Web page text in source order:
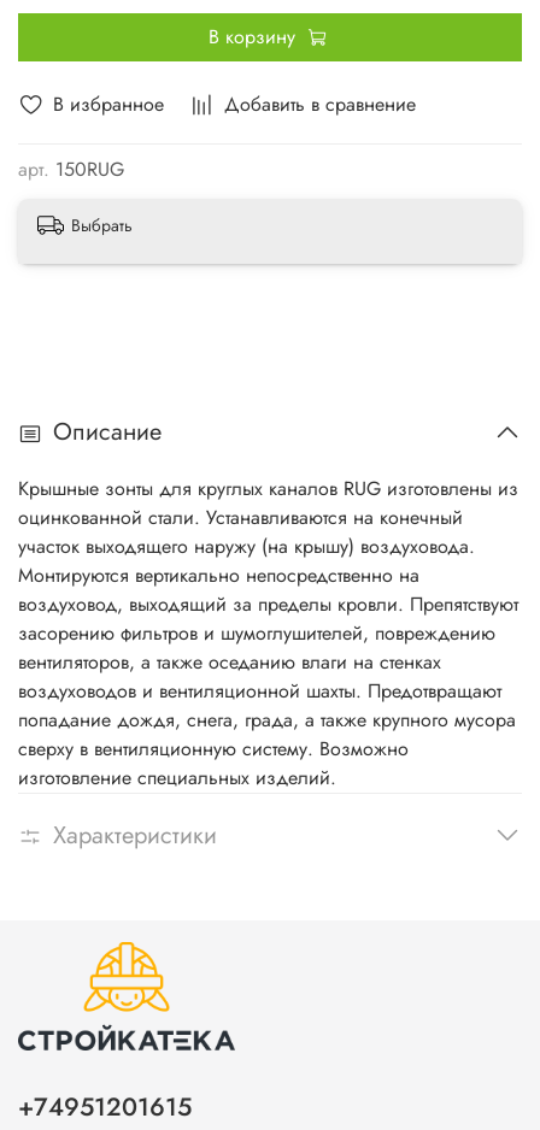
В избранное Добавить в сравнение
арт. 150RUG
В корзину
Выбрать
Описание
Крышные зонты для круглых каналов RUG изготовлены из
оцинкованной стали. Устанавливаются на конечный
участок выходящего наружу (на крышу) воздуховода.
Монтируются вертикально непосредственно на
воздуховод, выходящий за пределы кровли. Препятствуют
засорению фильтров и шумоглушителей, повреждению
вентиляторов, а также оседанию влаги на стенках
воздуховодов и вентиляционной шахты. Предотвращают
попадание дождя, снега, града, а также крупного мусора
сверху в вентиляционную систему. Возможно
изготовление специальных изделий.
Характеристики
+74951201615